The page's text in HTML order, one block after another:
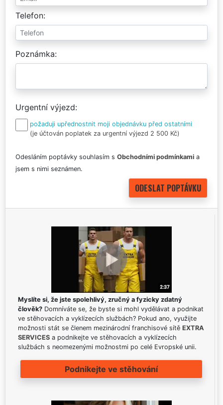
Telefon
Poznámka
Urgentní výjezd
požaduji upřednostnit moji objednávku před ostatními
(je účtován poplatek za urgentní výjezd 2 500 Kč)
Odesláním poptávky souhlasím s Obchodními podmínkami a
jsem s nimi seznámen.
Myslíte si, že jste spolehlivý, zručný a fyzicky zdatný
člověk? Domníváte se, že byste si mohl vydělávat a podnikat
ve stěhovacích a vyklízecích službách? Pokud ano, využijte
možnosti stát se členem mezinárodní franchisové sítě EXTRA
SERVICES a podnikejte ve stěhovacích a vyklízecích
službách s neomezenými možnostmi po celé Evropské unii.
Podnikejte ve stěhování